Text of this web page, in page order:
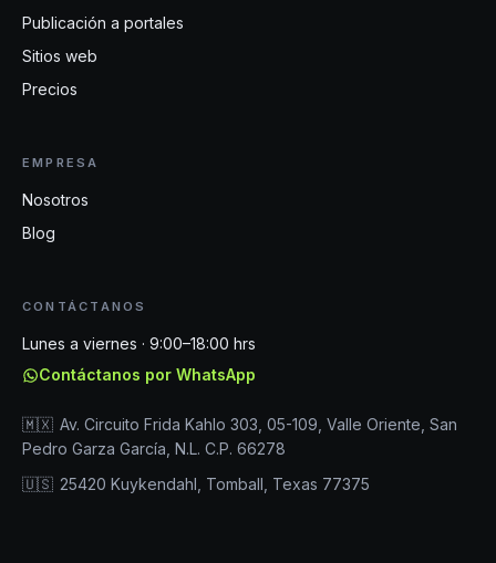
Publicación a portales
Sitios web
Precios
EMPRESA
Nosotros
Blog
CONTÁCTANOS
Lunes a viernes · 9:00–18:00 hrs
Contáctanos por WhatsApp
🇲🇽 Av. Circuito Frida Kahlo 303, 05-109, Valle Oriente, San
Pedro Garza García, N.L. C.P. 66278
🇺🇸 25420 Kuykendahl, Tomball, Texas 77375